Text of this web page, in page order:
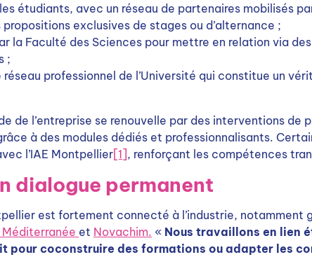
étudiants, avec un réseau de partenaires mobilisés
exclusives de stages ou d’alternance ;
la Faculté des Sciences pour mettre en relation via
;
réseau professionnel de l’Université qui constitue un
de l’entreprise se renouvelle par des interventions de
à des modules dédiés et professionnalisants.
l’IAE Montpellier[1], renforçant les compétences
dialogue permanent
est fortement connecté à l’industrie, notamment
Méditerranée et Novachim. « Nous travaillons en lien
pour coconstruire des formations ou adapter les